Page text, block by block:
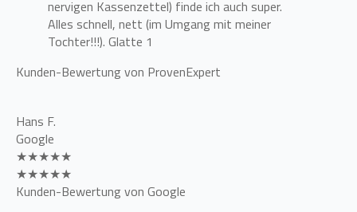
nervigen Kassenzettel) finde ich auch super.
Alles schnell, nett (im Umgang mit meiner
Tochter!!!). Glatte 1
Kunden-Bewertung von ProvenExpert
Hans F.
Google
★★★★★
★★★★★
Kunden-Bewertung von Google